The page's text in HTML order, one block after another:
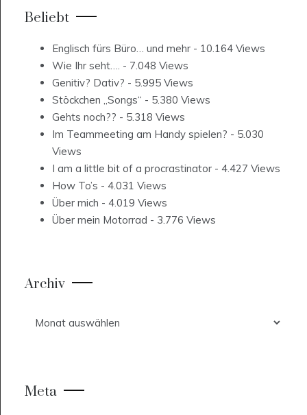
Beliebt
Englisch fürs Büro… und mehr - 10.164 Views
Wie Ihr seht…. - 7.048 Views
Genitiv? Dativ? - 5.995 Views
Stöckchen „Songs“ - 5.380 Views
Gehts noch?? - 5.318 Views
Im Teammeeting am Handy spielen? - 5.030
Views
I am a little bit of a procrastinator - 4.427 Views
How To’s - 4.031 Views
Über mich - 4.019 Views
Über mein Motorrad - 3.776 Views
Archiv
Meta